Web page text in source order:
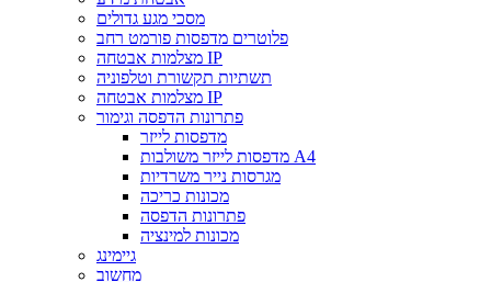
מסכי מגע גדולים
פלוטרים מדפסות פורמט רחב
מצלמות אבטחה IP
תשתיות תקשורת וטלפוניה
מצלמות אבטחה IP
פתרונות הדפסה וגימור
מדפסות לייזר
מדפסות לייזר משולבות A4
מגרסות נייר משרדיות
מכונות כריכה
פתרונות הדפסה
מכונות למינציה
גיימינג
מחשוב